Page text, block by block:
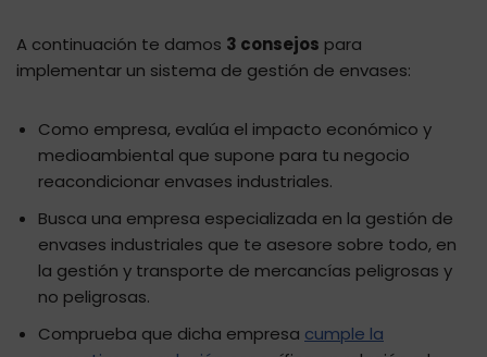
A continuación te damos 3 consejos para
implementar un sistema de gestión de envases:
Como empresa, evalúa el impacto económico y
medioambiental que supone para tu negocio
reacondicionar envases industriales.
Busca una empresa especializada en la gestión de
envases industriales que te asesore sobre todo, en
la gestión y transporte de mercancías peligrosas y
no peligrosas.
Comprueba que dicha empresa cumple la